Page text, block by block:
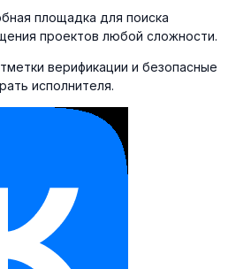
площадка для поиска
проектов любой сложности.
верификации и безопасные
исполнителя.